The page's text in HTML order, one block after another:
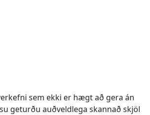
sem ekki er hægt að gera án
geturðu auðveldlega skannað skjöl